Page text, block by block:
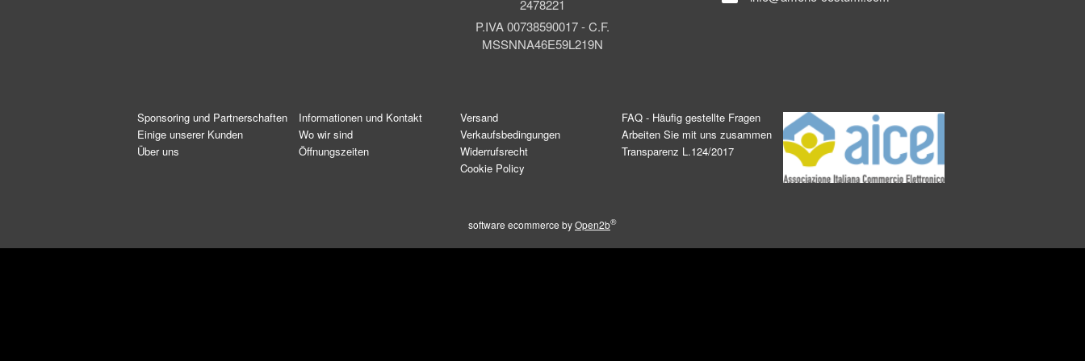
2478221
P.IVA 00738590017 - C.F.
MSSNNA46E59L219N
Sponsoring und Partnerschaften
Einige unserer Kunden
Über uns
Informationen und Kontakt
Wo wir sind
Öffnungszeiten
Versand
Verkaufsbedingungen
Widerrufsrecht
Cookie Policy
FAQ - Häufig gestellte Fragen
Arbeiten Sie mit uns zusammen
Transparenz L.124/2017
software ecommerce byOpen2b®